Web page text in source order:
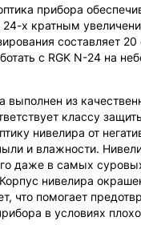
прибора
24-х кратным
составляет
с RGK N-24 на
выполнен из
классу
нивелира от
и влажности.
даже в самых
нивелира
что помогает
в условиях